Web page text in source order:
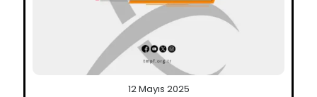
12 Mayıs 2025